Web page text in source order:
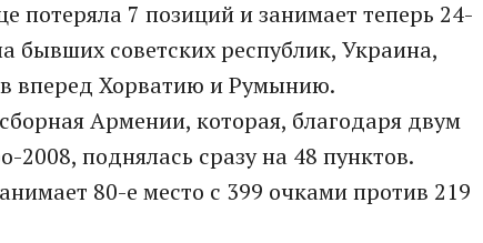
потеряла 7 позиций и занимает теперь 24-
бывших советских республик, Украина,
вперед Хорватию и Румынию.
Армении, которая, благодаря двум
поднялась сразу на 48 пунктов.
80-е место с 399 очками против 219